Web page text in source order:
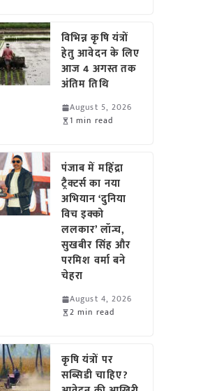
विभिन्न कृषि यंत्रों
हेतु आवेदन के लिए
आज 4 अगस्त तक
अंतिम तिथि
August 5, 2026
1 min read
पंजाब में महिंद्रा
ट्रैक्टर्स का नया
अभियान ‘दुनिया
विच इक्को
ललकार’ लॉन्च,
सुखबीर सिंह और
परमिश वर्मा बने
चेहरा
August 4, 2026
2 min read
कृषि यंत्रों पर
सब्सिडी चाहिए?